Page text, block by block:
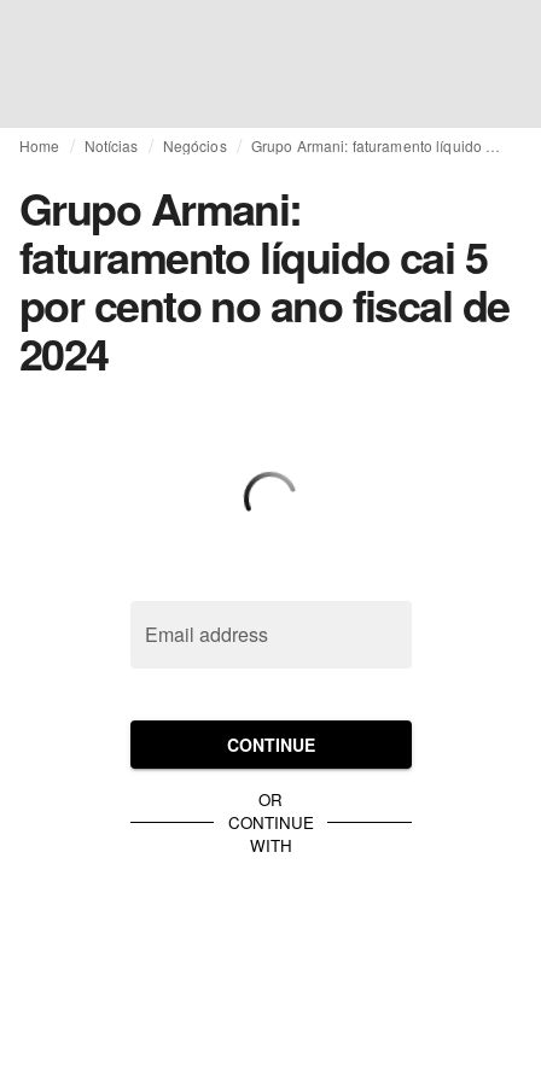
Home Notícias Negócios
Grupo Armani:
faturamento líquido cai 5
por cento no ano fiscal de
2024
Email address
CONTINUE
OR
CONTINUE
WITH